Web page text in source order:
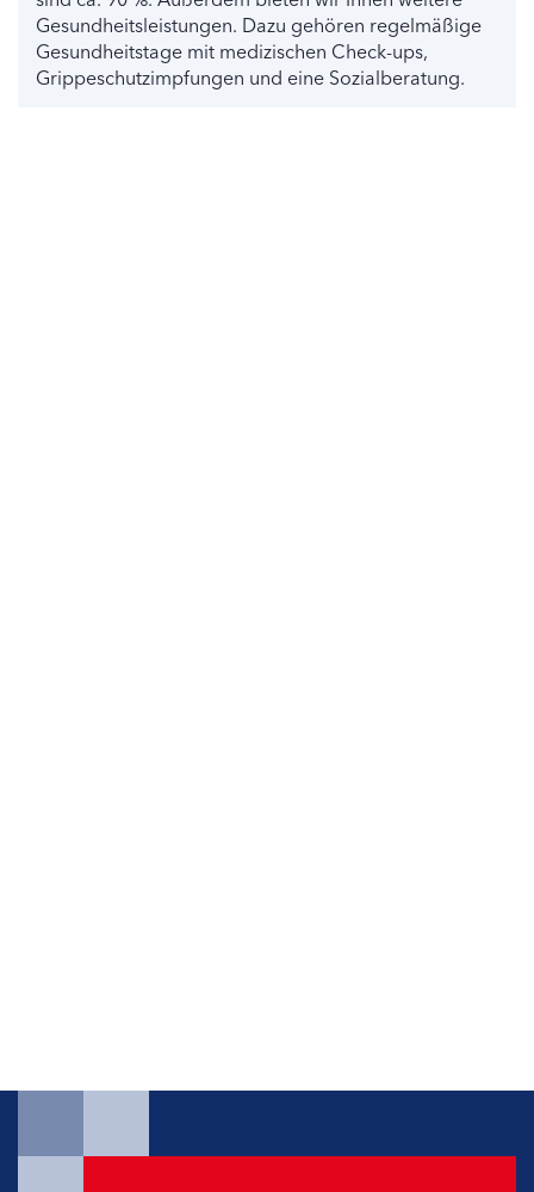
Gesundheitsleistungen. Dazu gehören regelmäßige
Gesundheitstage mit medizischen Check-ups,
Grippeschutzimpfungen und eine Sozialberatung.